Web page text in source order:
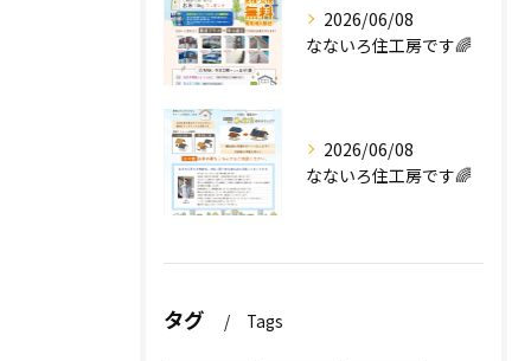
2026/06/08
なないろ住工房です🌈
2026/06/08
なないろ住工房です🌈
タグ Tags